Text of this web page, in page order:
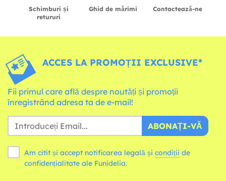
Schimburi și
retururi
Ghid de mărimi Contactează-ne
ACCES LA PROMOȚII EXCLUSIVE*
Fii primul care află despre noutăți și promoții
înregistrând adresa ta de e-mail!
ABONAȚI-VĂ
Am citit și accept notificarea legală și condiții
confidențialitate ale Funidelia.